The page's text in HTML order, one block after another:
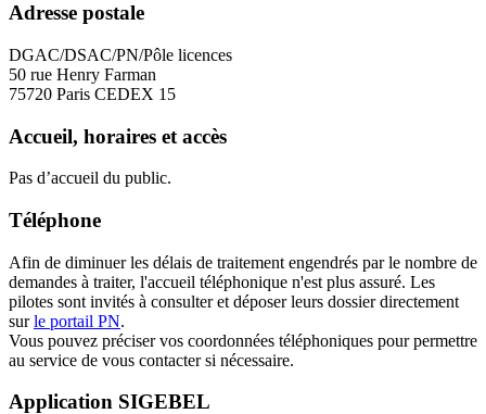
Adresse postale
DGAC/DSAC/PN/Pôle licences
50 rue Henry Farman
75720 Paris CEDEX 15
Accueil, horaires et accès
Pas d’accueil du public.
Téléphone
Afin de diminuer les délais de traitement engendrés par le nombre de
demandes à traiter, l'accueil téléphonique n'est plus assuré. Les
pilotes sont invités à consulter et déposer leurs dossier directement
surle portail PN.
Vous pouvez préciser vos coordonnées téléphoniques pour permettre
au service de vous contacter si nécessaire.
Application SIGEBEL